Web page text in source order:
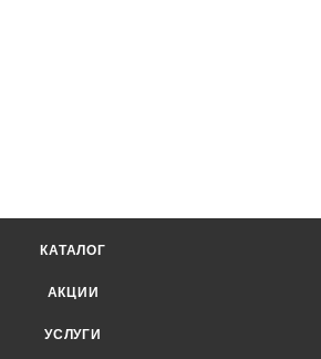
КАТАЛОГ
АКЦИИ
УСЛУГИ